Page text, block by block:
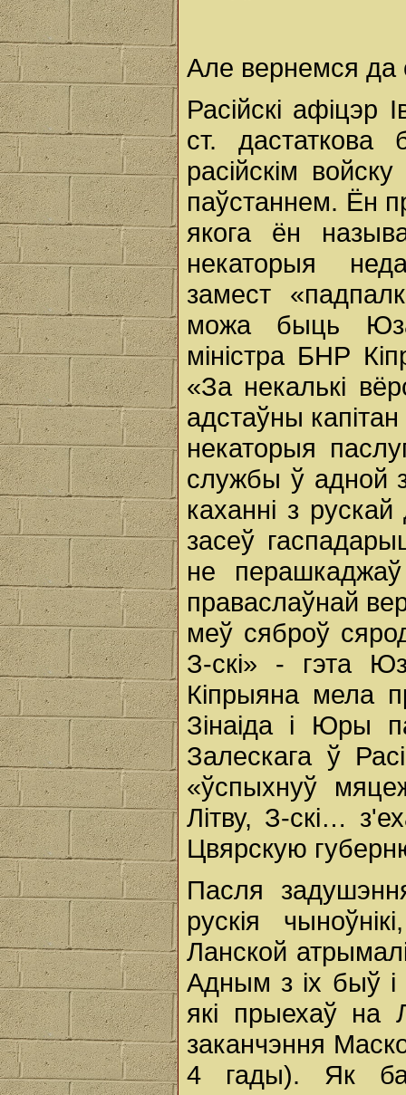
Але вернемся да
Расійскі афіцэр
ст.
расійскім
паўстаннем. Ён
якога ён
некаторыя
замест
можа быць
міністра БНР
«За некалькі
адстаўны
некаторыя
службы ў адной
каханні з
засеў
не
праваслаўнай
меў сяброў
З-скі» - гэта
Кіпрыяна мела
Зінаіда і Юры
Залескага ў
«ўспыхнуў
Літву, З-скі…
Цвярскую
Пасля
рускія
Ланской
Адным з іх быў і
які прыехаў на
заканчэння
4 гады). Як